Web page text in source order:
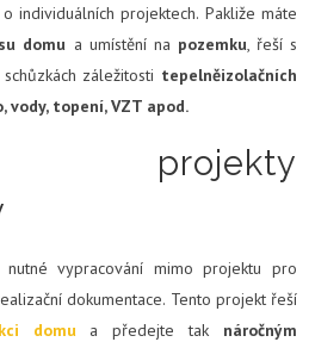
individuálních projektech. Pakliže máte
domu a umístění na pozemku, řeší s
záležitosti tepelněizolačních
topení, VZT apod.
projekty
vypracování mimo projektu pro
dokumentace. Tento projekt řeší
domua předejte tak náročným